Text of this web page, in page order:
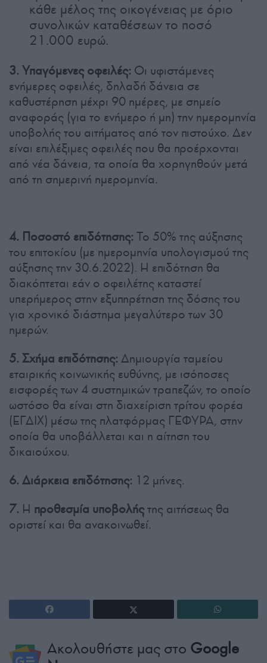
κάθε μέλος της οικογένειας με όριο
συνολικών καταθέσεων το ποσό
21.000 ευρώ.
3. Υπαγόμενες οφειλές: Οι υφιστάμενες
ενήμερες οφειλές, δηλαδή δάνεια σε
καθυστέρηση μέχρι 90 ημέρες, με σημείο
αναφοράς (για το ενήμερο ή μη) την ημερομηνία
υποβολής του αιτήματος από τον πιστούχο. Δεν
είναι επιλέξιμες οφειλές που θα προέρχονται
από νέα δάνεια, τα οποία θα χορηγηθούν μετά
από τη σημερινή ημερομηνία.
4. Ποσοστό επιδότησης: Το 50% της αύξησης
του επιτοκίου (με ημερομηνία υπολογισμού της
αύξησης την 30.6.2022). Η επιδότηση θα
διακόπτεται εάν ο οφειλέτης καταστεί
υπερήμερος στην εξυπηρέτηση της δόσης του
για χρονικό διάστημα μεγαλύτερο των 30
ημερών.
5. Σχήμα επιδότησης: Δημιουργία ταμείου
εταιρικής κοινωνικής ευθύνης, με ισόποσες
εισφορές των 4 συστημικών τραπεζών, το οποίο
ωστόσο θα είναι στη διαχείριση τρίτου φορέα
(ΕΓΔΙΧ) μέσω της πλατφόρμας ΓΕΦΥΡΑ, στην
οποία θα υποβάλλεται και η αίτηση του
δικαιούχου.
6. Διάρκεια επιδότησης: 12 μήνες.
7. Η προθεσμία υποβολήςτης αιτήσεως θα
οριστεί και θα ανακοινωθεί.
Ακολουθήστε μας στο Google